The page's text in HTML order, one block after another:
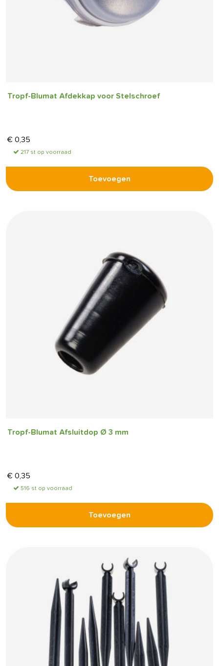
Tropf-Blumat Afdekkap voor Stelschroef
€ 0,35
217 st op voorraad
Toevoegen
Tropf-Blumat Afsluitdop Ø 3 mm
€ 0,35
516 st op voorraad
Toevoegen